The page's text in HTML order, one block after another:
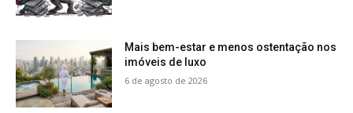
Mais bem-estar e menos ostentação nos
imóveis de luxo
6 de agosto de 2026